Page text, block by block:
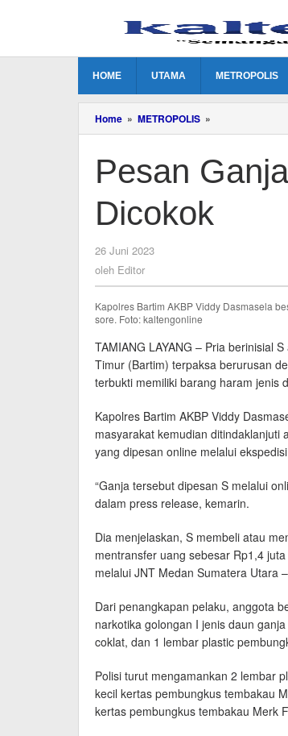
HOME UTAMA METROPOLIS
Home » METROPOLIS »
Ganja
Warga
Ampah
Pesan
Dicokok
26 Juni 2023
oleh Editor
Kapolres Bartim AKBP Viddy Dasmasela
sore. Foto: kaltengonline
TAMIANG LAYANG – Pria berinisial
Timur (Bartim) terpaksa berurusan
terbukti memiliki barang haram jenis
Kapolres Bartim AKBP Viddy
masyarakat kemudian ditindaklanjuti
yang dipesan online melalui
“Ganja tersebut dipesan S melalui
dalam press release, kemarin.
Dia menjelaskan, S membeli atau
mentransfer uang sebesar Rp1,4
melalui JNT Medan Sumatera Utara
Dari penangkapan pelaku, anggota
narkotika golongan I jenis daun
coklat, dan 1 lembar plastic
Polisi turut mengamankan 2 lembar
kecil kertas pembungkus tembakau
kertas pembungkus tembakau Merk